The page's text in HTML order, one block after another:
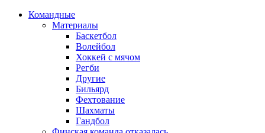
Командные
Материалы
Баскетбол
Волейбол
Хоккей с мячом
Регби
Другие
Бильярд
Фехтование
Шахматы
Гандбол